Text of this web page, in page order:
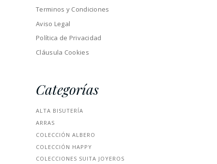
Terminos y Condiciones
Aviso Legal
Política de Privacidad
Cláusula Cookies
Categorías
ALTA BISUTERÍA
ARRAS
COLECCIÓN ALBERO
COLECCIÓN HAPPY
COLECCIONES SUITA JOYEROS